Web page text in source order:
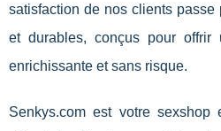
satisfaction de nos clients passe
et durables, conçus pour offrir
enrichissante et sans risque.
Senkys.com est votre